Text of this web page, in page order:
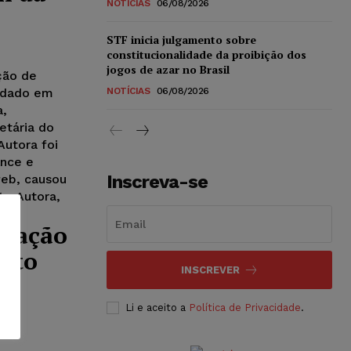
de
em
do
foi
e
causou
Autora,
NOTÍCIAS 06/08/2026
STF inicia julgamento sobre
constitucionalidade da proibição dos
jogos de azar no Brasil
NOTÍCIAS 06/08/2026
Inscreva-se
INSCREVER
Li e aceito a Política de Privacidade.